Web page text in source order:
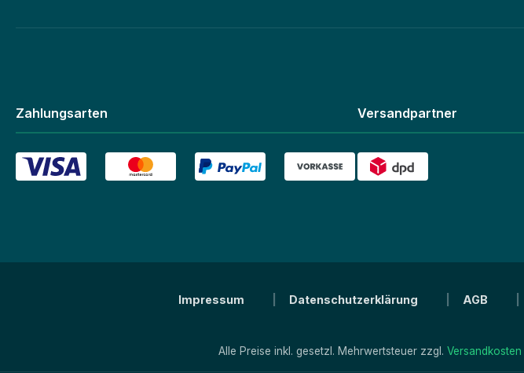
Zahlungsarten Versandpartner
Impressum Datenschutzerklärung AGB
Alle Preise inkl. gesetzl. Mehrwertsteuer zzgl. Versandkosten